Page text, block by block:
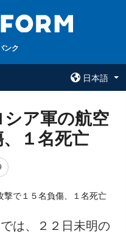
ンク
日本語
ウクルインフォ
コンタクト
ア軍の航空
１名死亡
は、２２日未明の